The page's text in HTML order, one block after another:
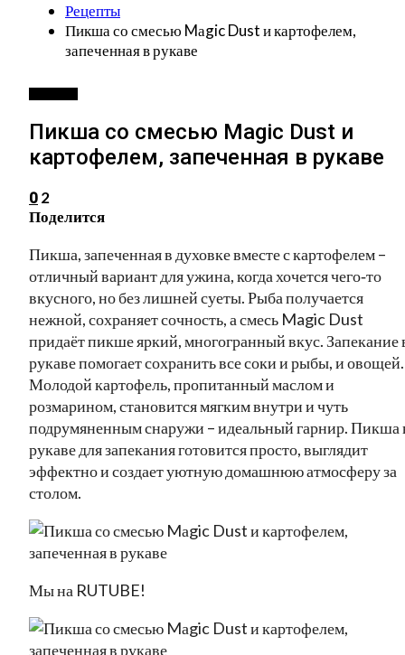
Рецепты
Пикша со смесью Mаgic Dust и картофелем,
запеченная в рукаве
Пикша со смесью Mаgic Dust и
картофелем, запеченная в рукаве
0 2
Поделится
Пикша, запеченная в духовке вместе с картофелем –
отличный вариант для ужина, когда хочется чего‑то
вкусного, но без лишней суеты. Рыба получается
нежной, сохраняет сочность, а смесь Magic Dust
придаёт пикше яркий, многогранный вкус. Запекание
рукаве помогает сохранить все соки и рыбы, и овощей.
Молодой картофель, пропитанный маслом и
розмарином, становится мягким внутри и чуть
подрумяненным снаружи – идеальный гарнир. Пикша
рукаве для запекания готовится просто, выглядит
эффектно и создает уютную домашнюю атмосферу за
столом.
Мы на RUTUBE!